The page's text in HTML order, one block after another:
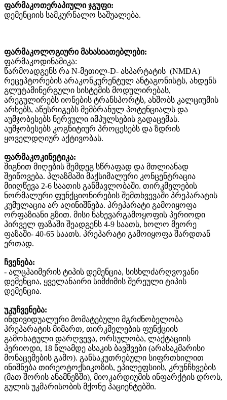
ფარმაკოთერაპიული ჯგუფი:
დემენციის სამკურნალო საშუალება.
ფარმაკოლოგიური მახასიათებლები:
ფარმაკოდინამიკა:
წარმოადგენს რა N-მეთილ-D- ასპარტატის (NMDA)
რეცეპტორების არაკონკურენტულ ანტაგონისტს, ახდენს
გლუტამინერგული სისტემის მოდულირებას,
არეგულირებს იონების ტრანსპორტს, ახშობს კალციუმის
არხებს, აწესრიგებს მემბრანულ პოტენციალს და
აუმჯობესებს ნერვული იმპულსების გადაცემას.
აუმჯობესებს კოგნიტიურ პროცესებს და ზდრის
ყოველდღიურ აქტივობას.
ფარმაკოკინეტიკა:
შიგნით მიღების შემდეგ სწრაფად და მთლიანად
შეიწოვება. პლაზმაში მაქსიმალური კონცენტრაცია
მიიღწევა 2-6 საათის განმავლობაში. თირკმელების
ნორმალური ფუნქციონირების შემთხვევაში პრეპარატის
კუმულაცია არ აღინიშნება. პრეპარატი გამოიყოფა
ორფაზიანი გზით. მისი ნახევარგამოყოფის პერიოდი
პირველ ფაზაში შეადგენს 4-9 საათს, ხოლო მეორე
ფაზაში- 40-65 საათს. პრეპარატი გამოიყოფა შარდთან
ერთად.
ჩვენება:
- ალცჰაიმერის ტიპის დემენცია, სისხლძარღვოვანი
დემენცია, ყველანაირი სიმძიმის შერეული ტიპის
დემენცია.
უკუჩვენება:
ინდივიდუალური მომატებული მგრძნობელობა
პრეპარატის მიმართ, თირკმელების ფუნქციის
გამოხატული დარღვევა, ორსულობა, ლაქტაციის
პერიოდი, 18 წლამდე ასაკის ბავშვები (არასაკმარისი
მონაცემების გამო). განსაკუთრებული სიფრთხილით
ინიშნება თირეოტოქსიკოზის, ეპილეფსიის, კრუნჩხვების
(მათ შორის ანამნეზში), მიოკარდიუმის ინფარქტის დროს,
გულის უკმარისობის მქონე პაციენტებში.